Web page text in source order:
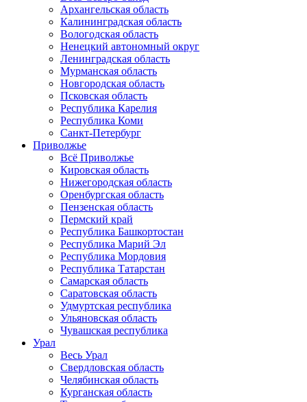
Архангельская область
Калининградская область
Вологодская область
Ненецкий автономный округ
Ленинградская область
Мурманская область
Новгородская область
Псковская область
Республика Карелия
Республика Коми
Санкт-Петербург
Приволжье
Всё Приволжье
Кировская область
Нижегородская область
Оренбургская область
Пензенская область
Пермский край
Республика Башкортостан
Республика Марий Эл
Республика Мордовия
Республика Татарстан
Самарская область
Саратовская область
Удмуртская республика
Ульяновская область
Чувашская республика
Урал
Весь Урал
Свердловская область
Челябинская область
Курганская область